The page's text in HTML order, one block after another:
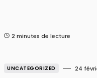
2 minutes de lecture
UNCATEGORIZED 24